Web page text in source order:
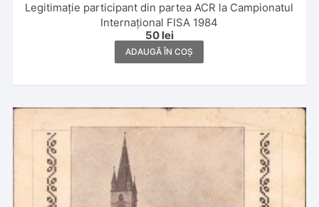
Legitimație participant din partea ACR la Campionatul
Internațional FISA 1984
50 lei
ADAUGĂ ÎN COȘ